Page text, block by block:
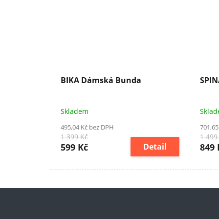
BIKA Dámská Bunda
Skladem
495,04 Kč bez DPH
1 399 Kč
599 Kč Detail
1 499
849